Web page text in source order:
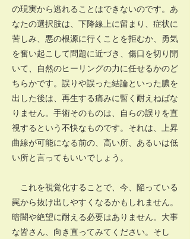
の現実から逃れることはできないのです。あ
なたの選択肢は、下降線上に留まり、症状に
苦しみ、悪の根源に行くことを拒むか、勇気
を奮い起こして問題に近づき、傷口を切り開
いて、自然のヒーリングの力に任せるかのど
ちらかです。誤りや誤った結論といった膿を
出した後は、再生する痛みに暫く耐えねばな
りません。手術そのものは、自らの誤りを直
視するという不快なものです。それは、上昇
曲線が可能になる前の、高い所、あるいは低
い所と言ってもいいでしょう。
これを視覚化することで、今、陥っている
罠から抜け出しやすくなるかもしれません。
暗闇や絶望に耐える必要はありません。大事
な皆さん、向き直ってみてください。そし